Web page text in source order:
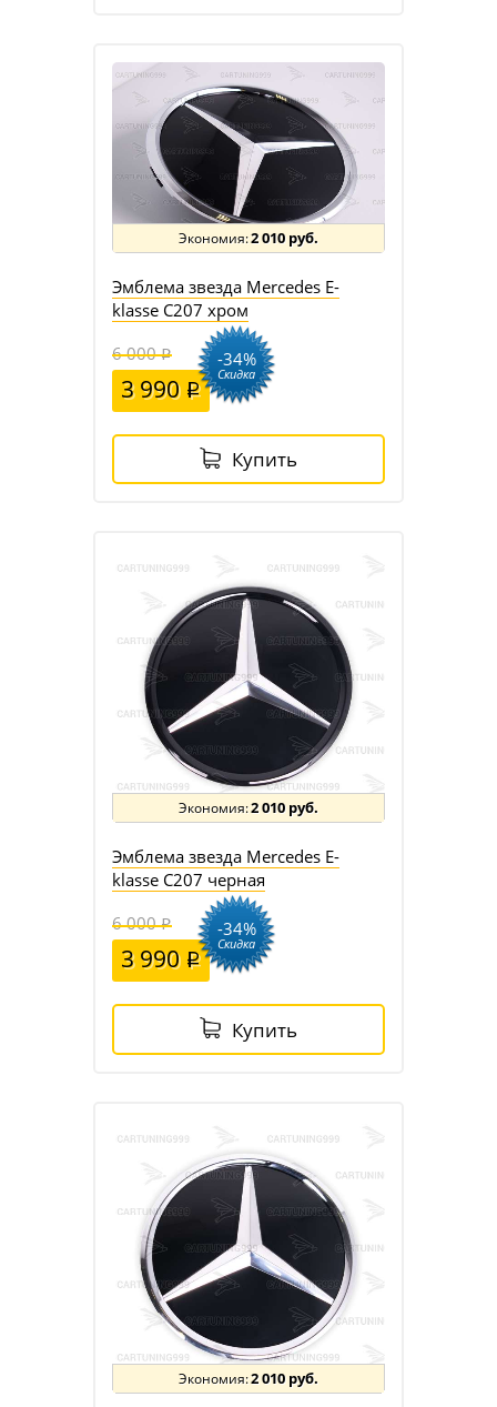
2 010 руб.
Эмблема звезда Mercedes E-
klasse C207 хром
6 000
3 990
-34%
Скидка
Купить
2 010 руб.
Эмблема звезда Mercedes E-
klasse C207 черная
6 000
3 990
-34%
Скидка
Купить
2 010 руб.